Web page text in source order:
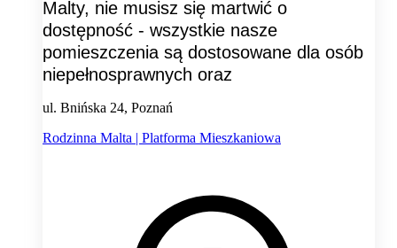
Malty, nie musisz się martwić o
dostępność - wszystkie nasze
pomieszczenia są dostosowane dla osób
niepełnosprawnych oraz
ul. Bnińska 24, Poznań
Rodzinna Malta | Platforma Mieszkaniowa